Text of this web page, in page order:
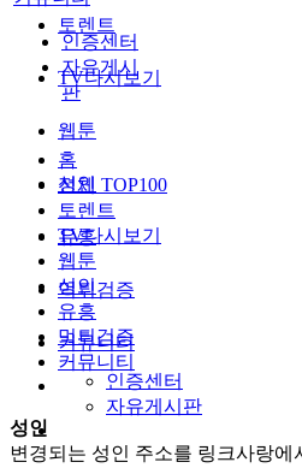
토렌트
TV다시보기
웹툰
성인
유흥
먹튀검증
커뮤니티
인증센터
자유게시판
인증센터
자유게시
판
홈
전체 TOP100
토렌트
TV다시보기
웹툰
성인
유흥
먹튀검증
커뮤니티
성인
변경되는 성인 주소를 링크사랑에